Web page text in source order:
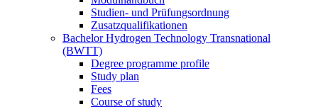
Studien- und Prüfungsordnung
Zusatzqualifikationen
Bachelor Hydrogen Technology Transnational
(BWTT)
Degree programme profile
Study plan
Fees
Course of study